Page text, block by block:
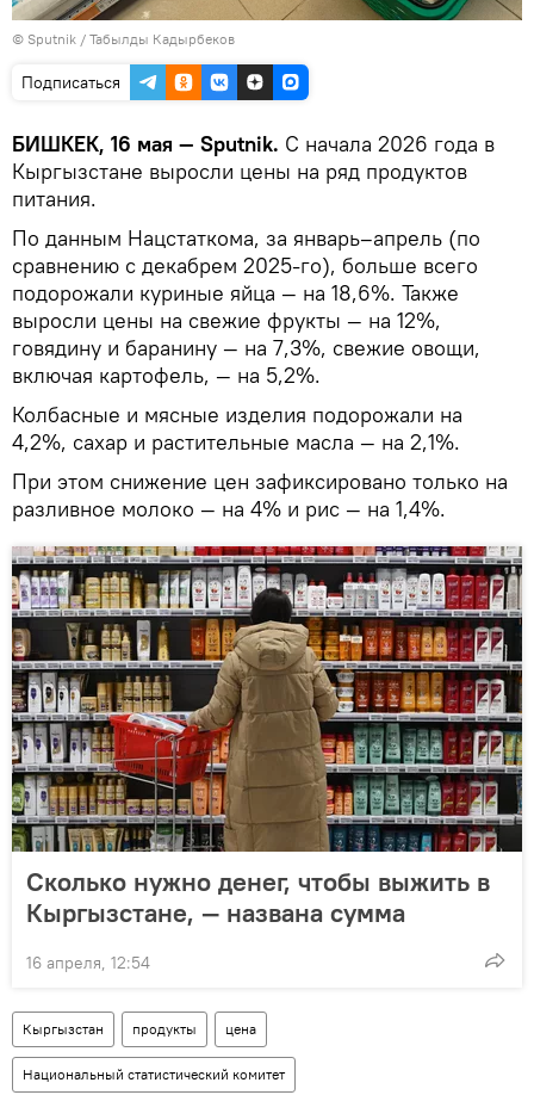
© Sputnik / Табылды Кадырбеков
Подписаться
БИШКЕК, 16 мая — Sputnik. С начала 2026 года в
Кыргызстане выросли цены на ряд продуктов
питания.
По данным Нацстаткома, за январь–апрель (по
сравнению с декабрем 2025-го), больше всего
подорожали куриные яйца — на 18,6%. Также
выросли цены на свежие фрукты — на 12%,
говядину и баранину — на 7,3%, свежие овощи,
включая картофель, — на 5,2%.
Колбасные и мясные изделия подорожали на
4,2%, сахар и растительные масла — на 2,1%.
При этом снижение цен зафиксировано только на
разливное молоко — на 4% и рис — на 1,4%.
Сколько нужно денег, чтобы выжить в
Кыргызстане, — названа сумма
16 апреля, 12:54
Кыргызстан продукты цена
Национальный статистический комитет